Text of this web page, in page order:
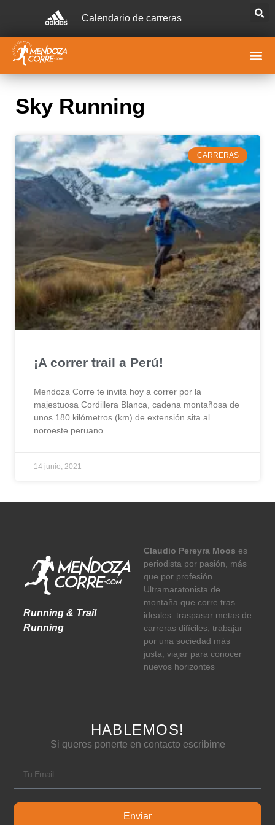
Calendario de carreras
Sky Running
CARRERAS
¡A correr trail a Perú!
Mendoza Corre te invita hoy a correr por la
majestuosa Cordillera Blanca, cadena montañosa de
unos 180 kilómetros (km) de extensión sita al
noroeste peruano.
14 junio, 2021
Running & Trail
Running
Claudio Pereyra Moos es
periodista por pasión, más
que por profesión.
Ultramaratonista de
montaña que corre tras
ideales: traspasar metas de
carreras difíciles, trabajar
por una sociedad más
justa, viajar para conocer
nuevos horizontes
HABLEMOS!
Si queres ponerte en contacto escribime
Enviar